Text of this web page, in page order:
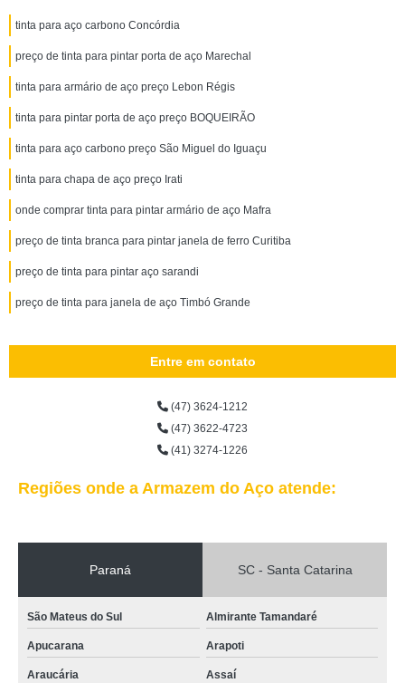
tinta para aço carbono Concórdia
preço de tinta para pintar porta de aço Marechal
tinta para armário de aço preço Lebon Régis
tinta para pintar porta de aço preço BOQUEIRÃO
tinta para aço carbono preço São Miguel do Iguaçu
tinta para chapa de aço preço Irati
onde comprar tinta para pintar armário de aço Mafra
preço de tinta branca para pintar janela de ferro Curitiba
preço de tinta para pintar aço sarandi
preço de tinta para janela de aço Timbó Grande
Entre em contato
(47) 3624-1212
(47) 3622-4723
(41) 3274-1226
Regiões onde a Armazem do Aço atende:
Paraná SC - Santa Catarina
São Mateus do Sul Almirante Tamandaré
Apucarana Arapoti
Araucária Assaí